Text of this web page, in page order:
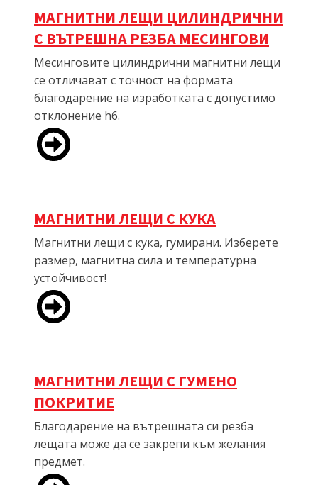
МАГНИТНИ ЛЕЩИ ЦИЛИНДРИЧНИ
С ВЪТРЕШНА РЕЗБА МЕСИНГОВИ
Месинговите цилиндрични магнитни лещи
се отличават с точност на формата
благодарение на изработката с допустимо
отклонение h6.
МАГНИТНИ ЛЕЩИ С КУКА
Магнитни лещи с кука, гумирани. Изберете
размер, магнитна сила и температурна
устойчивост!
МАГНИТНИ ЛЕЩИ С ГУМЕНО
ПОКРИТИЕ
Благодарение на вътрешната си резба
лещата може да се закрепи към желания
предмет.